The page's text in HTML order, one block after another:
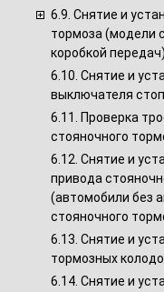
6.9. Снятие и
тормоза (модели
коробкой передач)
6.10. Снятие и
выключателя
6.11. Проверка
стояночного
6.12. Снятие и
привода
(автомобили без
стояночного
6.13. Снятие и
тормозных
6.14. Снятие и